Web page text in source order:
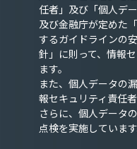
任者」及び「個人デ
及び金融庁が定めた
するガイドラインの
針」に則って、情報
ます。
また、個人データの
報セキュリティ責任
さらに、個人データ
点検を実施しています